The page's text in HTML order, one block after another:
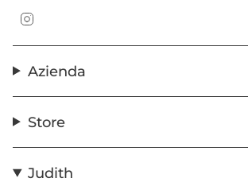
Azienda
Store
Judith